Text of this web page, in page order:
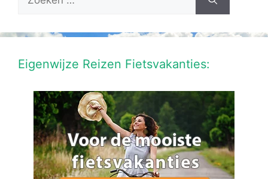
Eigenwijze Reizen Fietsvakanties: